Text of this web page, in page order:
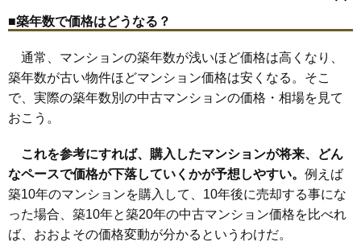
マンションナビで
三田カルチャータウンリフォレG棟
住所 兵庫県三田市学園3丁目
相場 1,060万円～1,260万円
(13.9万円/㎡~16.6万円/㎡)
マンションナビで
無料一括査定をする
■築年数で価格はどうなる？
通常、マンションの築年数が浅いほど価格は高くなり、
築年数が古い物件ほどマンション価格は安くなる。そこ
で、実際の築年数別の中古マンションの価格・相場を見て
おこう。
これを参考にすれば、購入したマンションが将来、どん
なペースで価格が下落していくかが予想しやすい。 例えば
築10年のマンションを購入して、10年後に売却する事にな
った場合、築10年と築20年の中古マンション価格を比べれ
ば、おおよその価格変動が分かるというわけだ。
対中町高次中央町天神中町狭間が丘
弥生が丘ゆりのき台
三田駅新三田駅 横山駅 三田本町駅
南ウッディタウン駅ウッディタウン中央駅